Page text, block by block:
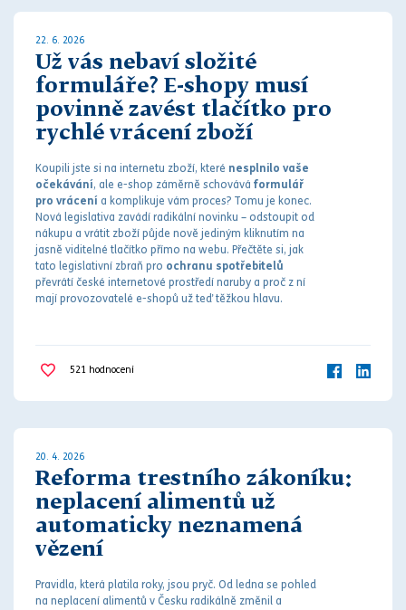
22. 6. 2026
Už vás nebaví složité
formuláře? E-shopy musí
povinně zavést tlačítko pro
rychlé vrácení zboží
Koupili jste si na internetu zboží, které nesplnilo vaše
očekávání, ale e-shop záměrně schovává formulář
pro vrácení a komplikuje vám proces? Tomu je konec.
Nová legislativa zavádí radikální novinku – odstoupit od
nákupu a vrátit zboží půjde nově jediným kliknutím na
jasně viditelné tlačítko přímo na webu. Přečtěte si, jak
tato legislativní zbraň pro ochranu spotřebitelů
převrátí české internetové prostředí naruby a proč z ní
mají provozovatelé e-shopů už teď těžkou hlavu.
521 hodnocení
20. 4. 2026
Reforma trestního zákoníku:
neplacení alimentů už
automaticky neznamená
vězení
Pravidla, která platila roky, jsou pryč. Od ledna se pohled
na neplacení alimentů v Česku radikálně změnil a